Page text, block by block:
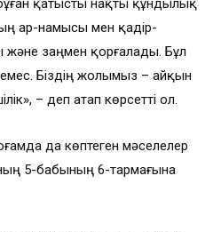
қатысты нақты құндылық
ар-намысы мен қадір-
және заңмен қорғалады. Бұл
Біздің жолымыз – айқын
– деп атап көрсетті ол.
да көптеген мәселелер
5-бабының 6-тармағына